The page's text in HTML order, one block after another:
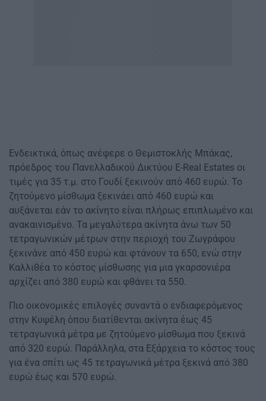
Ενδεικτικά, όπως ανέφερε ο Θεμιστοκλής Μπάκας,
πρόεδρος του Πανελλαδικού Δικτύου E-Real Εstates οι
τιμές για 35 τ.μ. στο Γουδί ξεκινούν από 460 ευρώ. Το
ζητούμενο μίσθωμα ξεκινάει από 460 ευρώ και
αυξάνεται εάν το ακίνητο είναι πλήρως επιπλωμένο και
ανακαινισμένο. Τα μεγαλύτερα ακίνητα άνω των 50
τετραγωνικών μέτρων στην περιοχή του Ζωγράφου
ξεκινάνε από 450 ευρώ και φτάνουν τα 650, ενώ στην
Καλλιθέα το κόστος μίσθωσης για μια γκαρσονιέρα
αρχίζει από 380 ευρώ και φθάνει τα 550.
Πιο οικονομικές επιλογές συναντά ο ενδιαφερόμενος
στην Κυψέλη όπου διατίθενται ακίνητα έως 45
τετραγωνικά μέτρα με ζητούμενο μίσθωμα που ξεκινά
από 320 ευρώ. Παράλληλα, στα Εξάρχεια το κόστος τους
για ένα σπίτι ως 45 τετραγωνικά μέτρα ξεκινά από 380
ευρώ έως και 570 ευρώ.